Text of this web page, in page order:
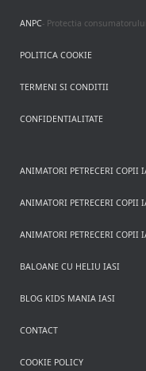
ANPC- Protectia consumatorului
POLITICA COOKIE
TERMENI SI CONDITII
CONFIDENTIALITATE
ANIMATORI PETRECERI COPII
ANIMATORI PETRECERI COPII
ANIMATORI PETRECERI COPII
BALOANE CU HELIU IASI
BLOG KIDS MANIA IASI
CONTACT
COOKIE POLICY